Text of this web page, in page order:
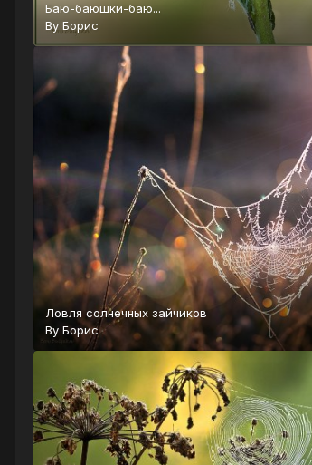
Баю-баюшки-баю...
By Борис
Ловля солнечных зайчиков
By Борис